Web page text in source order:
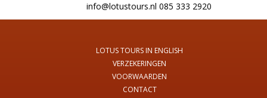
info@lotustours.nl 085 333 2920
LOTUS TOURS IN ENGLISH
VERZEKERINGEN
VOORWAARDEN
CONTACT